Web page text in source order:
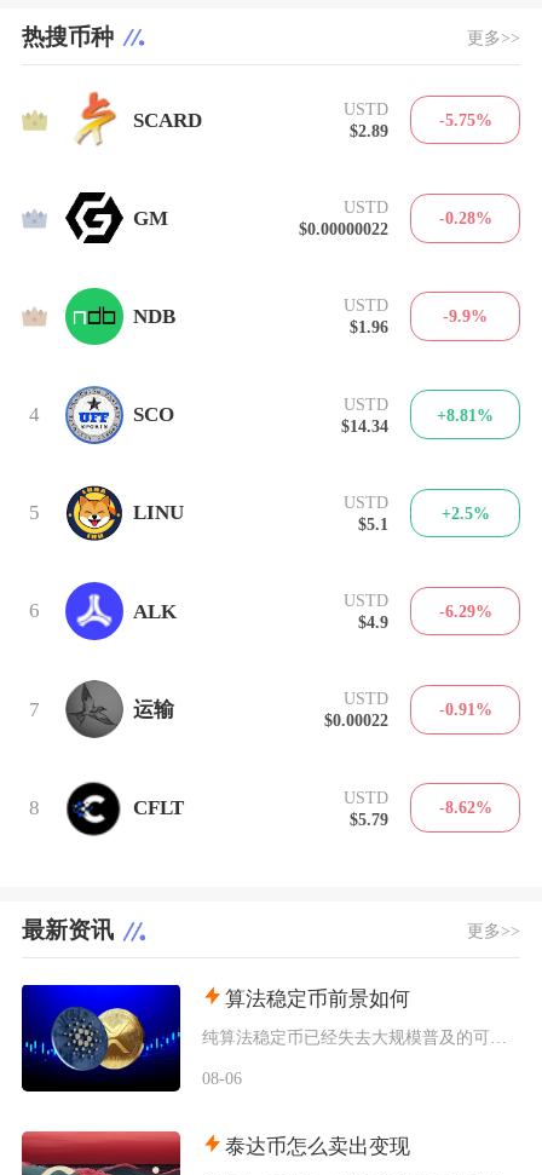
热搜币种 更多>>
1 SCARD
USTD
$2.89
-5.75%
2 GM
USTD
$0.00000022
-0.28%
3 NDB
USTD
$1.96
-9.9%
4 SCO
USTD
$14.34
+8.81%
5 LINU
USTD
$5.1
+2.5%
6 ALK
USTD
$4.9
-6.29%
7 运输
USTD
$0.00022
-0.91%
8 CFLT
USTD
$5.79
-8.62%
最新资讯 更多>>
算法稳定币前景如何
08-06
泰达币怎么卖出变现